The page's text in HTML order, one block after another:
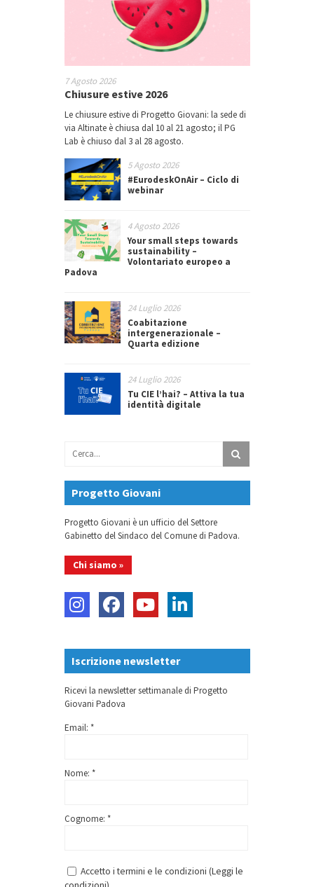
7 Agosto 2026
Chiusure estive 2026
Le chiusure estive di Progetto Giovani: la sede di
via Altinate è chiusa dal 10 al 21 agosto; il PG
Lab è chiuso dal 3 al 28 agosto.
5 Agosto 2026
#EurodeskOnAir – Ciclo di
webinar
4 Agosto 2026
Your small steps towards
sustainability –
Volontariato europeo a
Padova
24 Luglio 2026
Coabitazione
intergenerazionale –
Quarta edizione
24 Luglio 2026
Tu CIE l’hai? – Attiva la tua
identità digitale
Progetto Giovani
Progetto Giovani è un ufficio del Settore
Gabinetto del Sindaco del Comune di Padova.
Chi siamo »
Iscrizione newsletter
Ricevi la newsletter settimanale di Progetto
Giovani Padova
Email: *
Nome: *
Cognome: *
Accetto i termini e le condizioni (Leggi le